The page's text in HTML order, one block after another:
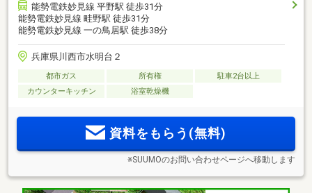
能勢電鉄妙見線 平野駅 徒歩31分
能勢電鉄妙見線 畦野駅 徒歩31分
能勢電鉄妙見線 一の鳥居駅 徒歩38分
兵庫県川西市水明台２
都市ガス 所有権
駐車2台以上
カウンターキッチン
浴室乾燥機
資料をもらう(無料)
※SUUMOのお問い合わせページへ移動します